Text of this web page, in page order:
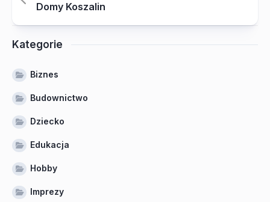
Domy Koszalin
Kategorie
Biznes
Budownictwo
Dziecko
Edukacja
Hobby
Imprezy